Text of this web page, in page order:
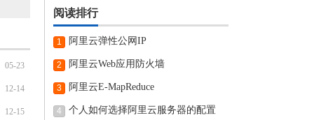
05-23
12-14
12-15
阅读排行
1 阿里云弹性公网IP
2 阿里云Web应用防火墙
3 阿里云E-MapReduce
4 个人如何选择阿里云服务器的配置